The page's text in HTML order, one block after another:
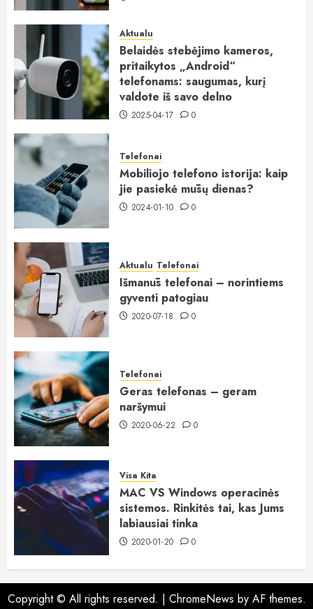
Aktualu
Belaidės stebėjimo kameros,
pritaikytos „Android“
telefonams: saugumas, kurį
valdote iš savo delno
2025-04-17 0
Telefonai
Mobiliojo telefono istorija: kaip
jie pasiekė mūsų dienas?
2024-01-10 0
Aktualu Telefonai
Išmanūs telefonai – norintiems
gyventi patogiau
2020-07-18 0
Telefonai
Geras telefonas – geram
naršymui
2020-06-22 0
Visa Kita
MAC VS Windows operacinės
sistemos. Rinkitės tai, kas Jums
labiausiai tinka
2020-01-20 0
Copyright © All rights reserved. | ChromeNews by AF themes.